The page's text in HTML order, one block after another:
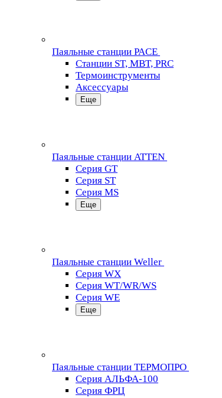
Паяльные станции PACE
Станции ST, MBT, PRC
Термоинструменты
Аксессуары
Еще
Паяльные станции ATTEN
Серия GT
Серия ST
Серия MS
Еще
Паяльные станции Weller
Серия WX
Серия WT/WR/WS
Серия WE
Еще
Паяльные станции ТЕРМОПРО
Серия АЛЬФА-100
Серия ФРЦ